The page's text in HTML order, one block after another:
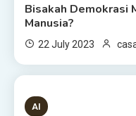
Bisakah Demokrasi
Manusia?
22 July 2023
3 MINS READ
AI